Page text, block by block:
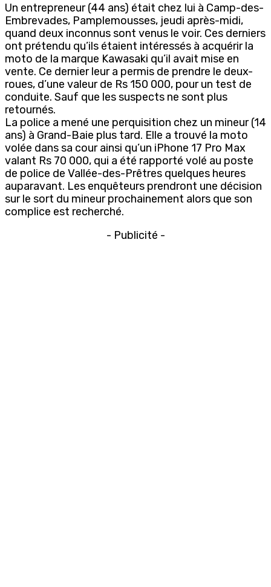
Un entrepreneur (44 ans) était chez lui à Camp-des-
Embrevades, Pamplemousses, jeudi après-midi,
quand deux inconnus sont venus le voir. Ces derniers
ont prétendu qu’ils étaient intéressés à acquérir la
moto de la marque Kawasaki qu’il avait mise en
vente. Ce dernier leur a permis de prendre le deux-
roues, d’une valeur de Rs 150 000, pour un test de
conduite. Sauf que les suspects ne sont plus
retournés.
La police a mené une perquisition chez un mineur (14
ans) à Grand-Baie plus tard. Elle a trouvé la moto
volée dans sa cour ainsi qu’un iPhone 17 Pro Max
valant Rs 70 000, qui a été rapporté volé au poste
de police de Vallée-des-Prêtres quelques heures
auparavant. Les enquêteurs prendront une décision
sur le sort du mineur prochainement alors que son
complice est recherché.
- Publicité -